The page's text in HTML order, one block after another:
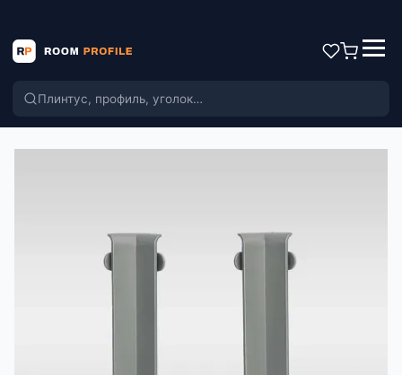
Поиск по каталогу